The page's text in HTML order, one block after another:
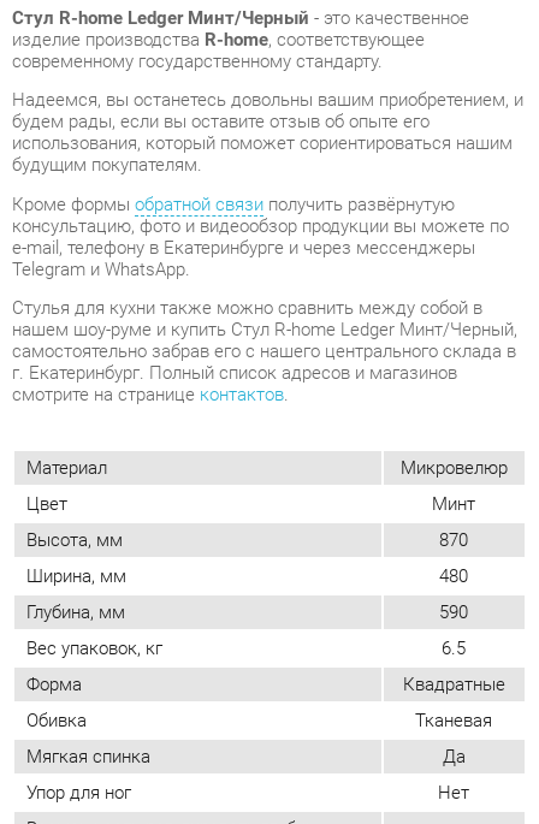
использования, который поможет сориентироваться нашим
будущим покупателям.
Кроме формы обратной связи
получить развёрнутую
консультацию, фото и видеообзор продукции вы можете по
e-mail, телефону в Екатеринбурге и через мессенджеры
Telegram и WhatsApp.
Стулья для кухни также можно сравнить между собой в
нашем шоу-руме и купить Стул R-home Ledger Минт/Черный,
самостоятельно забрав его с нашего центрального склада в
г. Екатеринбург. Полный список адресов и магазинов
смотрите на страницеконтактов
Материал Микровелюр
Цвет
Минт
Высота, мм
Глубина, мм
590
Вес упаковок, кг
6.5
Форма
Квадратные
Обивка
Тканевая
Мягкая спинка
Да
Упор для ног
Нет
Возможность регулировать глубину
сиденья
Нет
Стиль
Современный
Мягкое сиденье
Да
Съемный чехол
Нет